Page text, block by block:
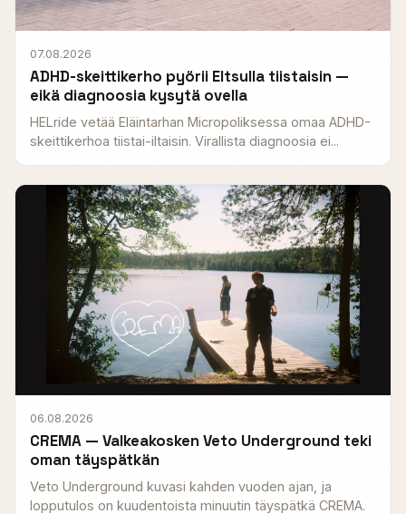
07.08.2026
ADHD-skeittikerho pyörii Eltsulla tiistaisin —
eikä diagnoosia kysytä ovella
HELride vetää Eläintarhan Micropoliksessa omaa ADHD-
skeittikerhoa tiistai-iltaisin. Virallista diagnoosia ei...
06.08.2026
CREMA — Valkeakosken Veto Underground teki
oman täyspätkän
Veto Underground kuvasi kahden vuoden ajan, ja
lopputulos on kuudentoista minuutin täyspätkä CREMA.